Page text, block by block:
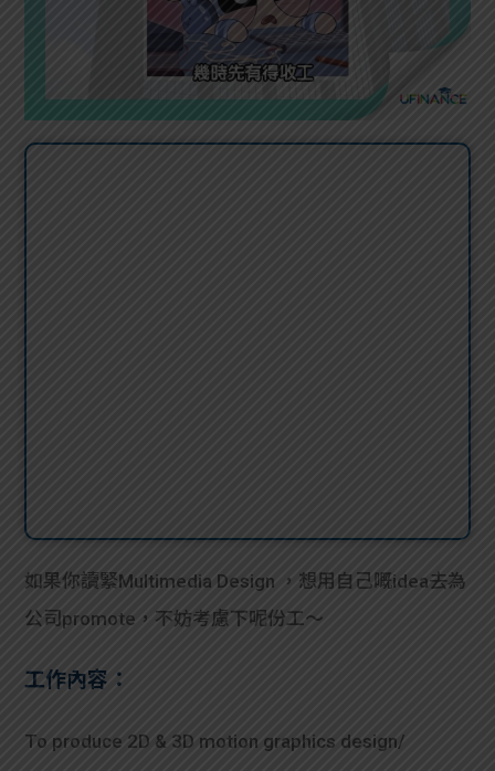
如果你讀緊Multimedia Design ，想用自己嘅idea去為
公司promote，不妨考慮下呢份工～
工作內容：
To produce 2D & 3D motion graphics design/